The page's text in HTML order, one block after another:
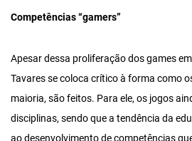
Competências “gamers”
Apesar dessa proliferação dos games
Tavares se coloca crítico à forma como
maioria, são feitos. Para ele, os jogos
disciplinas, sendo que a tendência da
ao desenvolvimento de competências